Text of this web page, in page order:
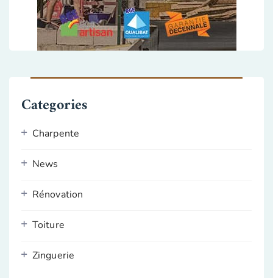
Categories
Charpente
News
Rénovation
Toiture
Zinguerie